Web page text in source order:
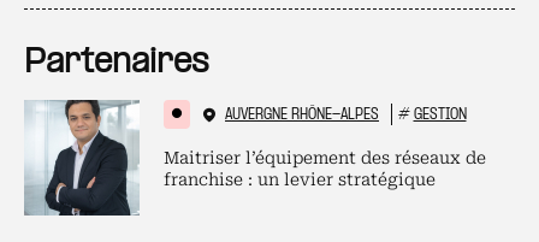
Partenaires
AUVERGNE RHÔNE-ALPES # GESTION
Maitriser l’équipement des réseaux de
franchise : un levier stratégique